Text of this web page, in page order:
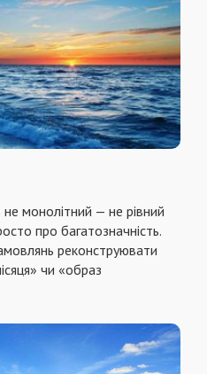
монолітний — не рівний
про багатозначність.
реконструювати
чи «образ